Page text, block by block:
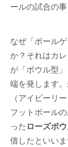
ールの試合の事
なぜ「ボール
か？それはカ
が「ボウル型
端を発します
（アイビーリ
フットボール
った ローズボ
借したといいま